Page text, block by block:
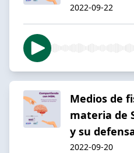
2022-09-22
Medios de
materia de
y su
2022-09-20